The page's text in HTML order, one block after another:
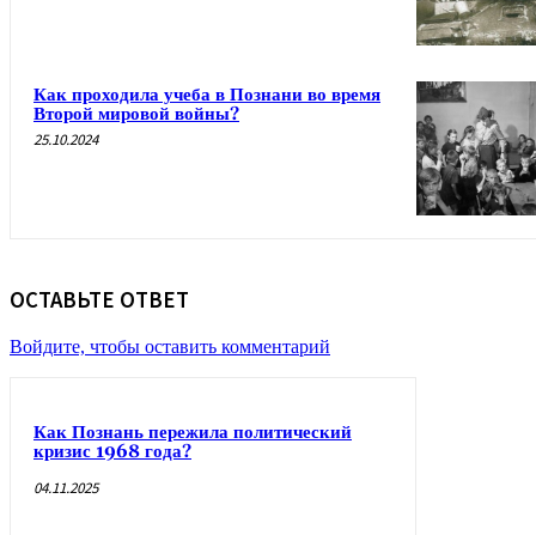
Как проходила учеба в Познани во время
Второй мировой войны?
25.10.2024
ОСТАВЬТЕ ОТВЕТ
Войдите, чтобы оставить комментарий
Как Познань пережила политический
кризис 1968 года?
04.11.2025